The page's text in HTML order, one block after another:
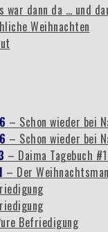
war dann da … und
Weihnachten
– Schon wieder bei
– Schon wieder bei
– Daima Tagebuch
– Der
Befriedigung